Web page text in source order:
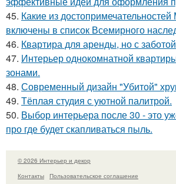
45. Какие из
включены в список Всемирного
46. Квартира для аренды, но с
47. Интерьер однокомнатной
зонами.
48. Современный дизайн "Убитой"
49. Тёплая студия с уютной палитрой.
50. Выбор интерьера после 30 - это
про где будет скапливаться пыль.
© 2026 Интерьер и декор
Контакты
Пользовательское соглашение